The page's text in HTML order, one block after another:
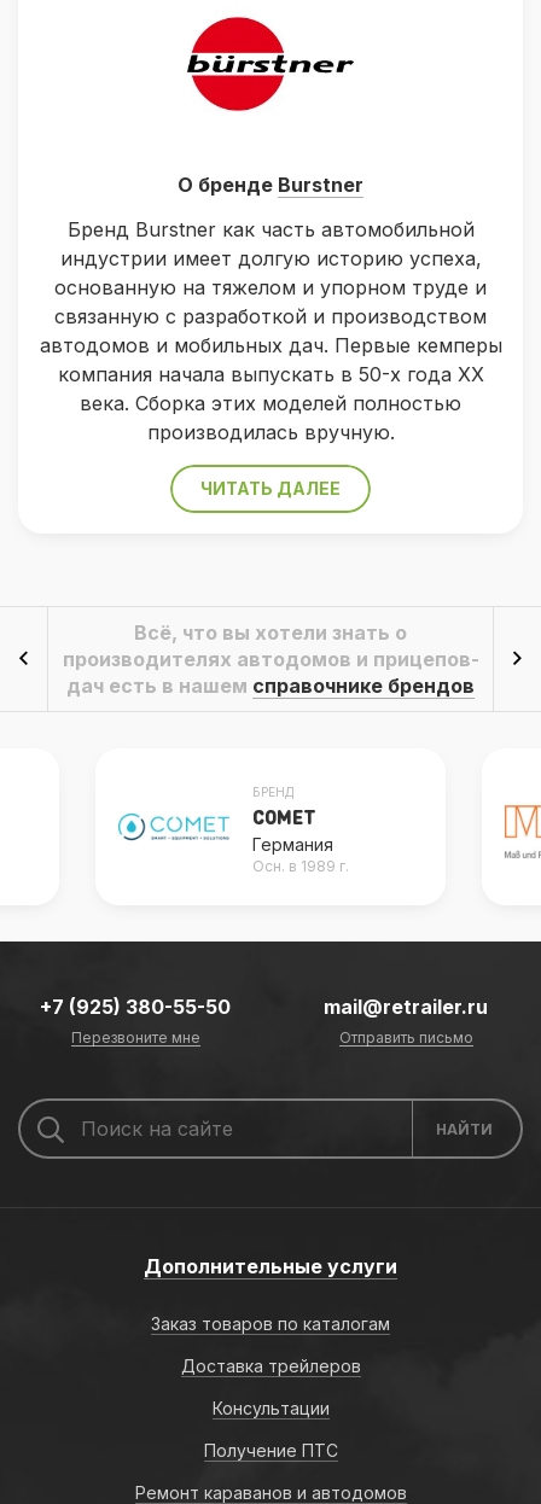
О бренде Burstner
Бренд Burstner как часть автомобильной
индустрии имеет долгую историю успеха,
основанную на тяжелом и упорном труде и
связанную с разработкой и производством
автодомов и мобильных дач. Первые кемперы
компания начала выпускать в 50-х года ХХ
века. Сборка этих моделей полностью
производилась вручную.
ЧИТАТЬ ДАЛЕЕ
Всё, что вы хотели знать о
производителях автодомов и прицепов-
дач есть в нашем справочнике брендов
БРЕНД
COMET
Германия
Осн. в 1989 г.
+7 (925) 380-55-50
Перезвоните мне
mail@retrailer.ru
Отправить письмо
Дополнительные услуги
Заказ товаров по каталогам
Доставка трейлеров
Консультации
Получение ПТС
Ремонт караванов и автодомов